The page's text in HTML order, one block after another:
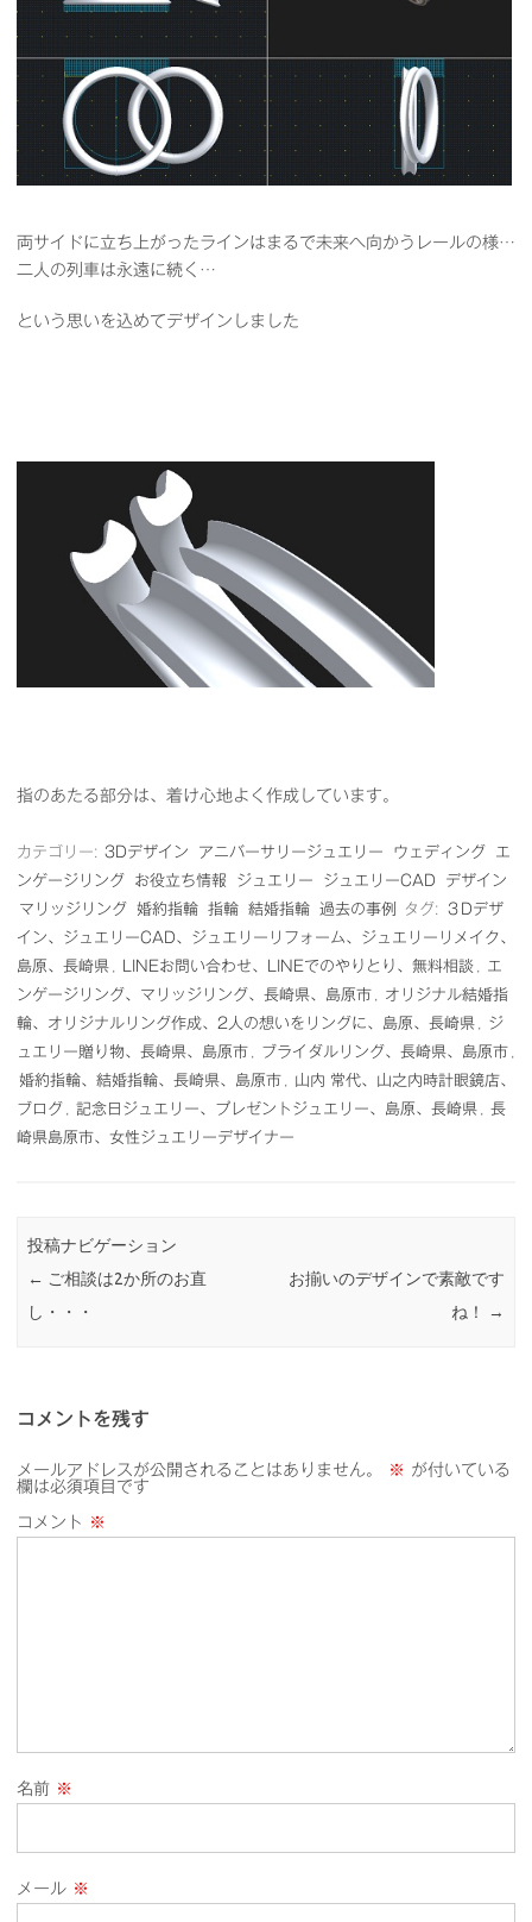
両サイドに立ち上がったラインはまるで未来へ向かうレールの様…
二人の列車は永遠に続く…
という思いを込めてデザインしました
指のあたる部分は、着け心地よく作成しています。
カテゴリー: 3Dデザイン アニバーサリージュエリー ウェディング
エ
ンゲージリング
お役立ち情報 ジュエリー ジュエリーCAD
デザイン
マリッジリング
婚約指輪 指輪 結婚指輪 過去の事例 タグ:
３Dデザ
イン、ジュエリーCAD、ジュエリーリフォーム、ジュエリーリメイク、
島原、長崎県
LINEお問い合わせ、LINEでのやりとり、無料相談
エ
ンゲージリング、マリッジリング、長崎県、島原市
オリジナル結婚指
輪、オリジナルリング作成、2人の想いをリングに、島原、長崎県
ジ
ュエリー贈り物、長崎県、島原市
ブライダルリング、長崎県、島原市
婚約指輪、結婚指輪、長崎県、島原市
山内 常代、山之内時計眼鏡店、
ブログ
記念日ジュエリー、プレゼントジュエリー、島原、長崎県
長
崎県島原市、女性ジュエリーデザイナー
投稿ナビゲーション
← ご相談は2か所のお直
し・・・
お揃いのデザインで素敵です
ね！
→
コメントを残す
メールアドレスが公開されることはありません。 ※ が付いている
欄は必須項目です
コメント ※
名前 ※
メール ※